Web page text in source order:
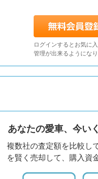
ログインするとお気に
管理が出来るようにな
あなたの愛車、今い
複数社の査定額を比較し
を賢く売却して、購入資